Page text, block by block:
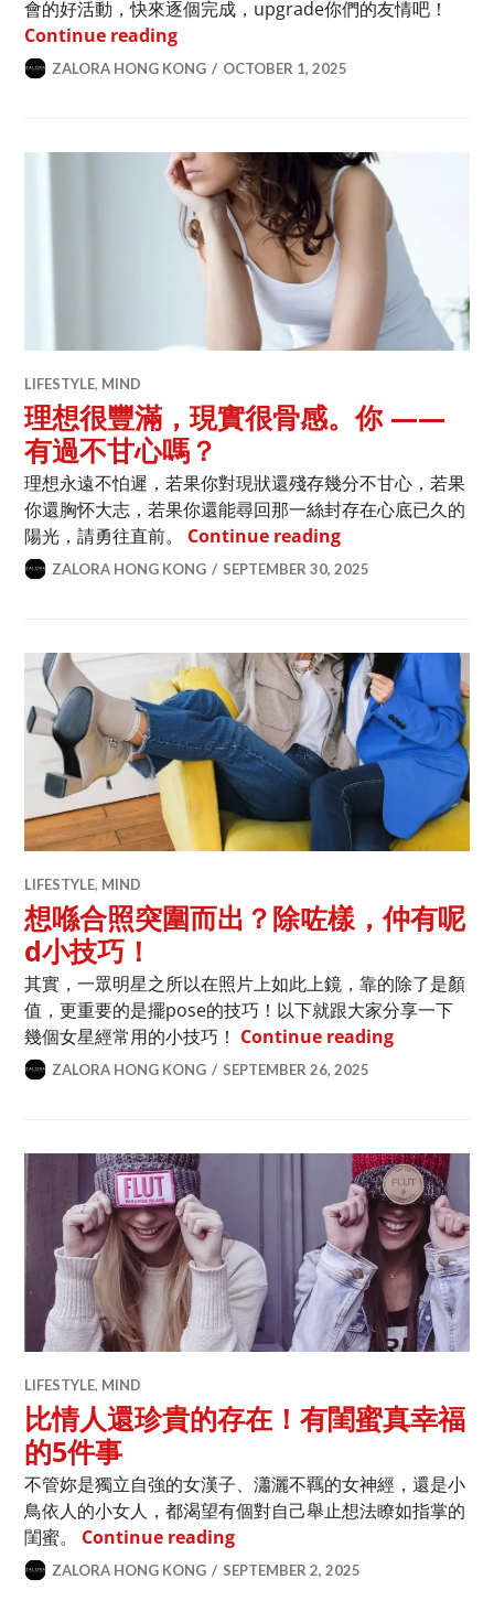
會的好活動，快來逐個完成，upgrade你們的友情吧！
Continue reading閨蜜鑑定List！4個與閨蜜的約會活動，
ZALORA HONG KONG OCTOBER 1, 2025
LIFESTYLE, MIND
理想很豐滿，現實很骨感。你 ——
有過不甘心嗎？
理想永遠不怕遲，若果你對現狀還殘存幾分不甘心，若果
你還胸怀大志，若果你還能尋回那一絲封存在心底已久的
陽光，請勇往直前。 Continue reading理想很豐滿，現
ZALORA HONG KONG SEPTEMBER 30, 2025
LIFESTYLE, MIND
想喺合照突圍而出？除咗樣，仲有呢
d小技巧！
其實，一眾明星之所以在照片上如此上鏡，靠的除了是顏
值，更重要的是擺pose的技巧！以下就跟大家分享一下
幾個女星經常用的小技巧！ Continue reading想喺合照突
ZALORA HONG KONG SEPTEMBER 26, 2025
LIFESTYLE, MIND
比情人還珍貴的存在！有閨蜜真幸福
的5件事
不管妳是獨立自強的女漢子、瀟灑不羈的女神經，還是小
鳥依人的小女人，都渴望有個對自己舉止想法瞭如指掌的
閨蜜。 Continue reading比情人還珍貴的存在！有閨蜜真
ZALORA HONG KONG SEPTEMBER 2, 2025